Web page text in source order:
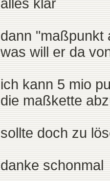
alles klar
dann "maßpunkt
was will er da
ich kann 5 mio
die maßkette
sollte doch zu
danke schonmal